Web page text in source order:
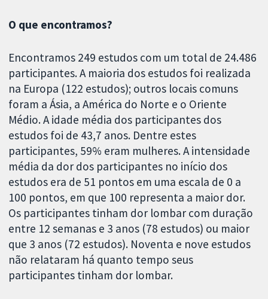
O que encontramos?
Encontramos 249 estudos com um total de 24.486
participantes. A maioria dos estudos foi realizada
na Europa (122 estudos); outros locais comuns
foram a Ásia, a América do Norte e o Oriente
Médio. A idade média dos participantes dos
estudos foi de 43,7 anos. Dentre estes
participantes, 59% eram mulheres. A intensidade
média da dor dos participantes no início dos
estudos era de 51 pontos em uma escala de 0 a
100 pontos, em que 100 representa a maior dor.
Os participantes tinham dor lombar com duração
entre 12 semanas e 3 anos (78 estudos) ou maior
que 3 anos (72 estudos). Noventa e nove estudos
não relataram há quanto tempo seus
participantes tinham dor lombar.